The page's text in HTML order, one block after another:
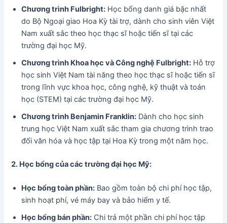
Chương trình Fulbright: Học bổng danh giá bậc nhất
do Bộ Ngoại giao Hoa Kỳ tài trợ, dành cho sinh viên Việt
Nam xuất sắc theo học thạc sĩ hoặc tiến sĩ tại các
trường đại học Mỹ.
Chương trình Khoa học và Công nghệ Fulbright: Hỗ trợ
học sinh Việt Nam tài năng theo học thạc sĩ hoặc tiến sĩ
trong lĩnh vực khoa học, công nghệ, kỹ thuật và toán
học (STEM) tại các trường đại học Mỹ.
Chương trình Benjamin Franklin: Dành cho học sinh
trung học Việt Nam xuất sắc tham gia chương trình trao
đổi văn hóa và học tập tại Hoa Kỳ trong một năm học.
2. Học bổng của các trường đại học Mỹ:
Học bổng toàn phần: Bao gồm toàn bộ chi phí học tập,
sinh hoạt phí, vé máy bay và bảo hiểm y tế.
Học bổng bán phần: Chi trả một phần chi phí học tập